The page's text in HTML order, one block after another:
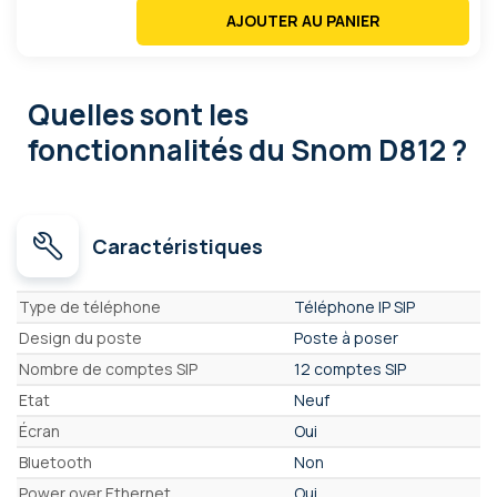
AJOUTER AU PANIER
Quelles sont les
fonctionnalitésdu Snom D812 ?
Caractéristiques
Caractéristiques
Type de téléphone
Téléphone IP SIP
Design du poste
Poste à poser
Nombre de comptes SIP
12 comptes SIP
Etat
Neuf
Écran
Oui
Bluetooth
Non